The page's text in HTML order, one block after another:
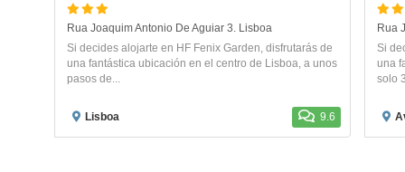
Rua Joaquim Antonio De Aguiar 3. Lisboa
Si decides alojarte en HF Fenix Garden, disfrutarás de
una fantástica ubicación en el centro de Lisboa, a unos
pasos de...
Lisboa 9.6
Rua
Si
una
solo